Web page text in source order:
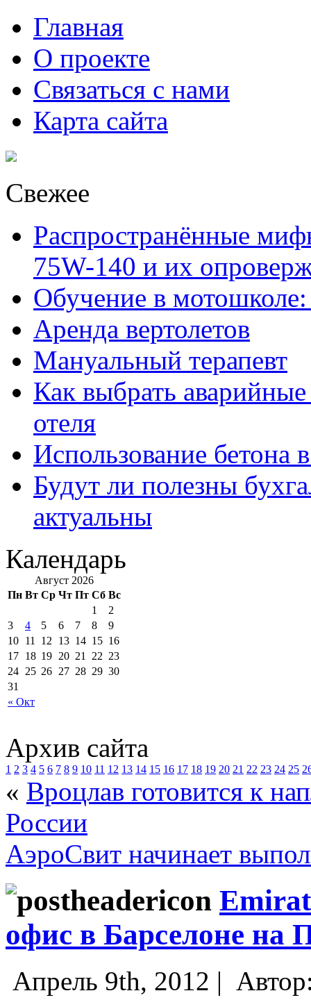
Главная
О проекте
Связаться с нами
Карта сайта
Свежее
Распространённые
75W-140 и их
Обучение в
Аренда вертолетов
Мануальный терапевт
Как выбрать
отеля
Использование бетона
Будут ли полезны
актуальны
Календарь
Август 2026
Пн Вт Ср Чт Пт Сб Вс
« Окт
1
2
3
4 5 6 7 8
9
10 11 12 13 14 15 16
17 18 19 20 21 22 23
24 25 26 27 28 29 30
31
Архив сайта
1 2 3 4 5 6 7 8 9 10 11 12 13 14 15 16 17 18 19 20 21 22 23 24 25
« Вроцлав готовится к
России
АэроСвит начинает
офис в Барселоне на
Апрель 9th, 2012 |